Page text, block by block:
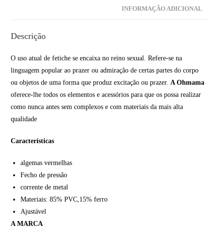
INFORMAÇÃO ADICIONAL
Descrição
O uso atual de fetiche se encaixa no reino sexual. Refere-se na
linguagem popular ao prazer ou admiração de certas partes do corpo
ou objetos de uma forma que produz excitação ou prazer. A Ohmama
oferece-lhe todos os elementos e acessórios para que os possa realizar
como nunca antes sem complexos e com materiais da mais alta
qualidade
Características
algemas vermelhas
Fecho de pressão
corrente de metal
Materiais: 85% PVC,15% ferro
Ajustável
A MARCA